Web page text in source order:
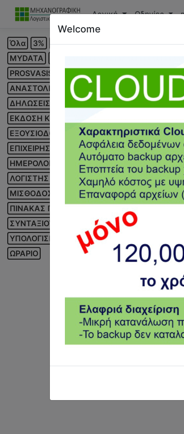
Αρχική Οδηγίες
Όλα 3% 39Α 4611 ANYDESK
MYDATA
PROSVASIS GO
REST API SMS TABLET
ΑΝΑΣΤΟΛΗ
ΑΝΕΡΓΙΑ ΑΝΤΙΓΡΑΦΗ
ΔΗΛΩΣΕΙΣ
ΔΙΑΒΙΒΑΣΗ ΠΑΡΑΣΤΑΤΙΚΩΝ
ΕΚΔΟΣΗ ΚΩΔΙΚΩΝ
ΕΞΟΥΣΙΟΔΟΤΗΣΗ
ΕΠΙΔΟΜΑ ΑΔΕΙΑΣ
ΕΠΙΧΕΙΡΗΣΗ
ΕΠΙΧΟΡΗΓΗΣΕΙΣ
ΗΜΕΡΟΛΟΓΙΟ
ΚΑΝΟΝΙΚΗ ΑΔΕΙΑ ΚΕΑΟ
ΛΟΓΙΣΤΗΣ
ΛΟΓΙΣΤΙΚΟ ΣΧΕΔΙΟ
ΜΙΣΘΟΔΟΣΙΑ
ΜΙΣΘΟΣ ΜΙΣΘΩΤΗΡΙΑ ΜΥΦ
ΠΙΝΑΚΑΣ ΠΡΟΣΩΠΙΚΟΥ
ΣΥΝΤΑΞΙΟΥΧΟΣ
ΤΑΜΕΙΑΚΗ ΜΗΧΑΝΗ
ΥΠΟΛΟΓΙΣΜΟΣ ΜΙΣΘΟΥ
Φ4
ΩΡΑΡΙΟ
Welcome